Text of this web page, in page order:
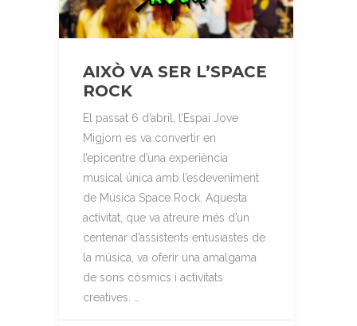
AIXÒ VA SER L’SPACE
ROCK
El passat 6 d’abril, l’Espai Jove
Migjorn es va convertir en
l’epicentre d’una experiència
musical única amb l’esdeveniment
de Música Space Rock. Aquesta
activitat, que va atreure més d’un
centenar d’assistents entusiastes de
la música, va oferir una amalgama
de sons còsmics i activitats
creatives. …